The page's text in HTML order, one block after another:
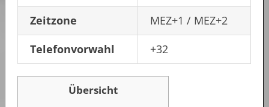
Zeitzone
MEZ+1 / MEZ+2
Telefonvorwahl
+32
Übersicht